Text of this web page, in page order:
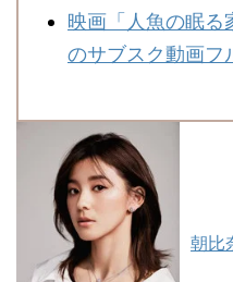
映画「人魚の眠る
のサブスク動画フ
朝比